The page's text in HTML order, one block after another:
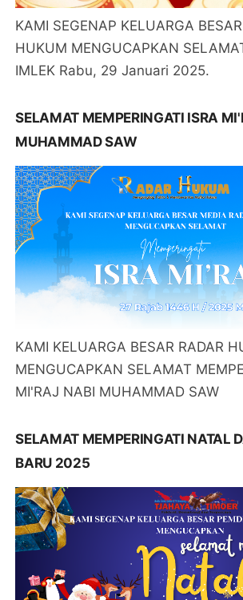
KAMI SEGENAP KELUARGA
HUKUM MENGUCAPKAN
IMLEK Rabu, 29 Januari 2025.
SELAMAT MEMPERINGATI ISRA
MUHAMMAD SAW
KAMI KELUARGA BESAR RADAR
MENGUCAPKAN SELAMAT
MI'RAJ NABI MUHAMMAD SAW
SELAMAT MEMPERINGATI NATAL
BARU 2025